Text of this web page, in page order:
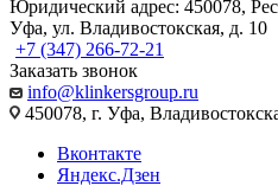
Юридический адрес: 450078,
Уфа, ул. Владивостокская, д. 10
+7 (347) 266-72-21
Заказать звонок
info@klinkersgroup.ru
450078, г. Уфа,
Вконтакте
Яндекс.Дзен